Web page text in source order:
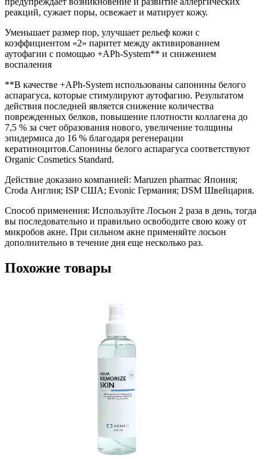
реакций, сужает поры, освежает и матирует кожу.
Уменьшает размер пор, улучшает рельеф кожи с
коэффициентом «2» паритет между активированием
аутофагии с помощью +APh-System** и снижением
воспаления
**В качестве +APh-System использованы сапонины белого
аспарагуса, которые стимулируют аутофагию. Результатом
действия последней является снижение количества
поврежденных белков, повышение плотности коллагена до
7,5 % за счет образования нового, увеличение толщины
эпидермиса до 16 % благодаря регенерации
кератиноцитов.Сапонины белого аспарагуса соответствуют
Organic Cosmetics Standard.
Действие доказано компанией: Maruzen pharmac Япония;
Croda Англия; ISP США; Evonic Германия; DSM Швейцария.
Способ применения: Используйте Лосьон 2 раза в день, тогда
вы последовательно и правильно освободите свою кожу от
микробов акне. При сильном акне применяйте лосьон
дополнительно в течение дня еще несколько раз.
Похожие товары